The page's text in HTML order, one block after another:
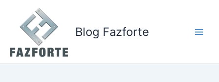
conteúdo
Blog Fazforte